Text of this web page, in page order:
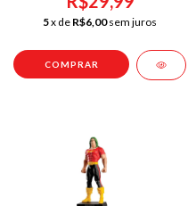
5x de R$6,00 sem juros